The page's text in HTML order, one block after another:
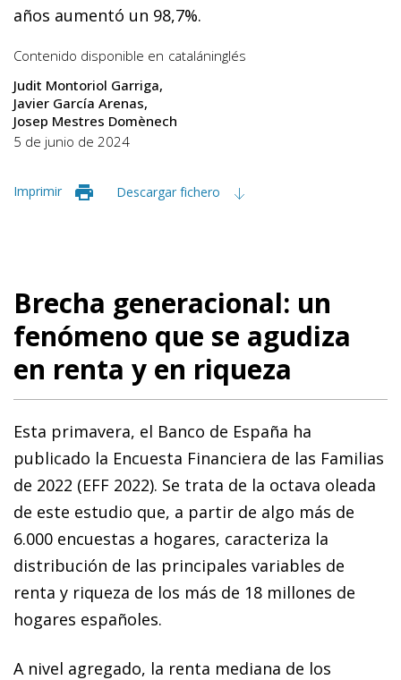
años aumentó un 98,7%.
Contenido disponible en cataláninglés
Judit Montoriol Garriga
Javier García Arenas
Josep Mestres Domènech
5 de junio de 2024
Imprimir Descargar fichero
Brecha generacional: un
fenómeno que se agudiza
en renta y en riqueza
Esta primavera, el Banco de España ha
publicado la En­­cuesta Financiera de las Familias
de 2022 (EFF 2022). Se trata de la octava oleada
de este estudio que, a partir de algo más de
6.000 encuestas a hogares, caracteriza la
distribución de las principales variables de
renta y riqueza de los más de 18 millones de
hogares españoles.
A nivel agregado, la renta mediana de los